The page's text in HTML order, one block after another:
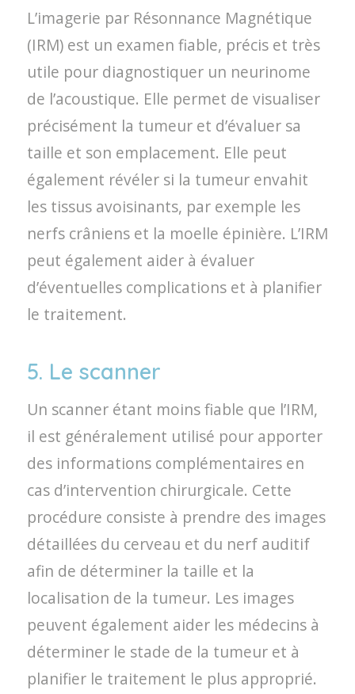
L’imagerie par Résonnance Magnétique
(IRM) est un examen fiable, précis et très
utile pour diagnostiquer un neurinome
de l’acoustique. Elle permet de visualiser
précisément la tumeur et d’évaluer sa
taille et son emplacement. Elle peut
également révéler si la tumeur envahit
les tissus avoisinants, par exemple les
nerfs crâniens et la moelle épinière. L’IRM
peut également aider à évaluer
d’éventuelles complications et à planifier
le traitement.
5. Le scanner
Un scanner étant moins fiable que l’IRM,
il est généralement utilisé pour apporter
des informations complémentaires en
cas d’intervention chirurgicale. Cette
procédure consiste à prendre des images
détaillées du cerveau et du nerf auditif
afin de déterminer la taille et la
localisation de la tumeur. Les images
peuvent également aider les médecins à
déterminer le stade de la tumeur et à
planifier le traitement le plus approprié.